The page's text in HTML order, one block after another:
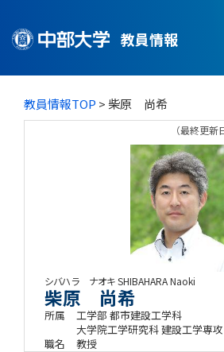
教員情報
教員情報TOP > 柴原 尚希
（最終更
シバハラ ナオキSHIBAHARA Naoki
柴原 尚希
所属
工学部 都市建設工学科
大学院工学研究科 建設工学専攻
職名
教授